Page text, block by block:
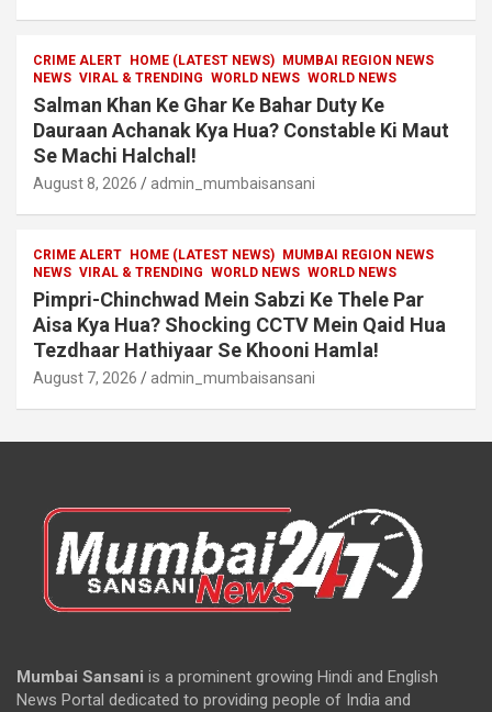
CRIME ALERT HOME (LATEST NEWS)
MUMBAI REGION NEWS
NEWS VIRAL & TRENDING WORLD NEWS WORLD NEWS
Salman Khan Ke Ghar Ke Bahar Duty Ke
Dauraan Achanak Kya Hua? Constable Ki Maut
Se Machi Halchal!
August 8, 2026 admin_mumbaisansani
CRIME ALERT HOME (LATEST NEWS)
MUMBAI REGION NEWS
NEWS VIRAL & TRENDING WORLD NEWS WORLD NEWS
Pimpri-Chinchwad Mein Sabzi Ke Thele Par
Aisa Kya Hua? Shocking CCTV Mein Qaid Hua
Tezdhaar Hathiyaar Se Khooni Hamla!
August 7, 2026 admin_mumbaisansani
Mumbai Sansani is a prominent growing Hindi and English
News Portal dedicated to providing people of India and